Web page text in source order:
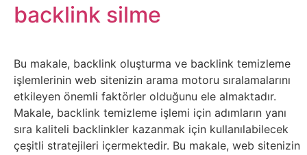
Gezi
Grafik
&
Tasarım
backlink silme
Bu makale, backlink oluşturma ve backlink temizleme
işlemlerinin web sitenizin arama motoru sıralamalarını
etkileyen önemli faktörler olduğunu ele almaktadır.
Makale, backlink temizleme işlemi için adımların yanı
sıra kaliteli backlinkler kazanmak için kullanılabilecek
çeşitli stratejileri içermektedir. Bu makale, web sitenizin